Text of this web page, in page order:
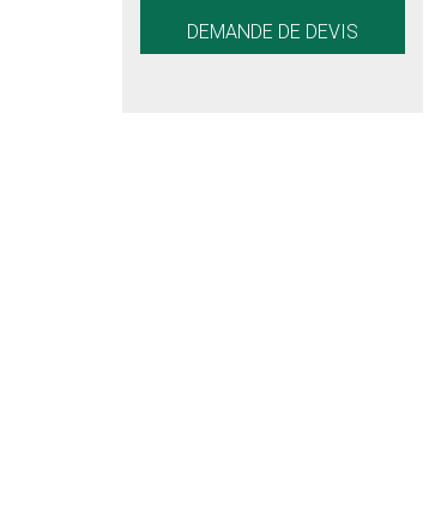
DEMANDE DE DEVIS